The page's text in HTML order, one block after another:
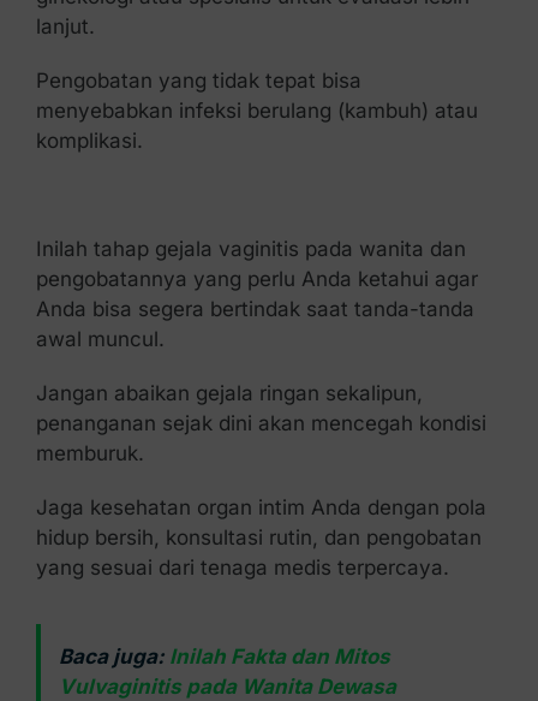
lanjut.
Pengobatan yang tidak tepat bisa
menyebabkan infeksi berulang (kambuh) atau
komplikasi.
Inilah tahap gejala vaginitis pada wanita dan
pengobatannya yang perlu Anda ketahui agar
Anda bisa segera bertindak saat tanda-tanda
awal muncul.
Jangan abaikan gejala ringan sekalipun,
penanganan sejak dini akan mencegah kondisi
memburuk.
Jaga kesehatan organ intim Anda dengan pola
hidup bersih, konsultasi rutin, dan pengobatan
yang sesuai dari tenaga medis terpercaya.
Baca juga: Inilah Fakta dan Mitos
Vulvaginitis pada Wanita Dewasa